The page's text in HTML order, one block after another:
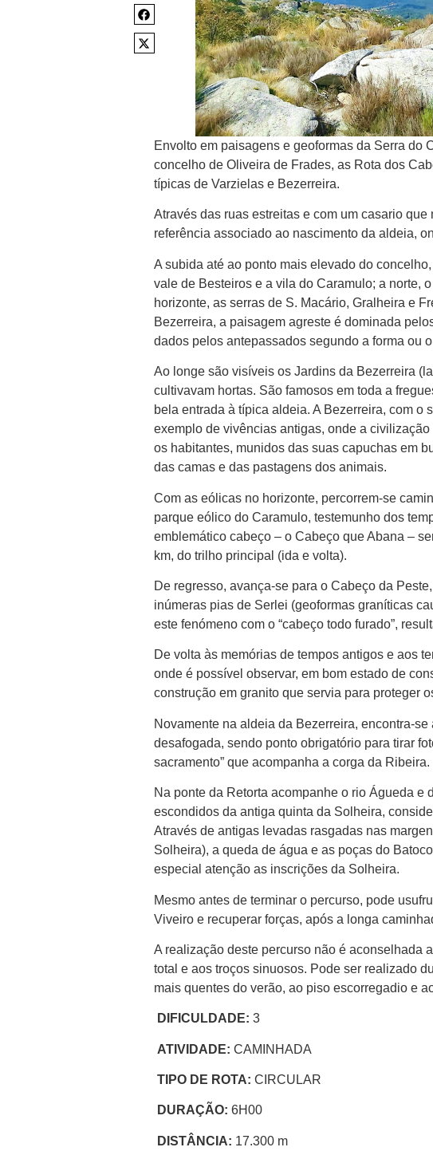
Envolto em paisagens e geoformas da Serra do
concelho de Oliveira de Frades, as Rota dos
típicas de Varzielas e Bezerreira.
Através das ruas estreitas e com um casario
referência associado ao nascimento da aldeia,
A subida até ao ponto mais elevado do
vale de Besteiros e a vila do Caramulo; a norte,
horizonte, as serras de S. Macário, Gralheira e
Bezerreira, a paisagem agreste é dominada
dados pelos antepassados segundo a forma ou
Ao longe são visíveis os Jardins da Bezerreira
cultivavam hortas. São famosos em toda a
bela entrada à típica aldeia. A Bezerreira, com
exemplo de vivências antigas, onde a
os habitantes, munidos das suas capuchas em
das camas e das pastagens dos animais.
Com as eólicas no horizonte, percorrem-se
parque eólico do Caramulo, testemunho dos
emblemático cabeço – o Cabeço que Abana –
km, do trilho principal (ida e volta).
De regresso, avança-se para o Cabeço da
inúmeras pias de Serlei (geoformas graníticas
este fenómeno com o “cabeço todo furado”,
De volta às memórias de tempos antigos e aos
onde é possível observar, em bom estado de
construção em granito que servia para proteger
Novamente na aldeia da Bezerreira, encontra-
desafogada, sendo ponto obrigatório para tirar
sacramento” que acompanha a corga da Ribeira.
Na ponte da Retorta acompanhe o rio Águeda
escondidos da antiga quinta da Solheira,
Através de antigas levadas rasgadas nas
Solheira), a queda de água e as poças do
especial atenção as inscrições da Solheira.
Mesmo antes de terminar o percurso, pode
Viveiro e recuperar forças, após a longa
A realização deste percurso não é aconselhada
total e aos troços sinuosos. Pode ser realizado
mais quentes do verão, ao piso escorregadio e
DIFICULDADE: 3
ATIVIDADE: CAMINHADA
TIPO DE ROTA: CIRCULAR
DURAÇÃO: 6H00
DISTÂNCIA: 17.300 m